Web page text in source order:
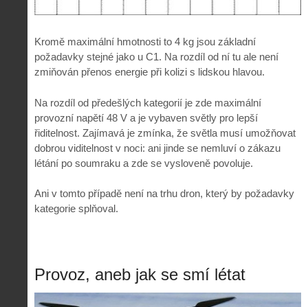
Kromě maximální hmotnosti to 4 kg jsou základní
požadavky stejné jako u C1. Na rozdíl od ní tu ale není
zmiňován přenos energie při kolizi s lidskou hlavou.
Na rozdíl od předešlých kategorií je zde maximální
provozní napětí 48 V a je vybaven světly pro lepší
řiditelnost. Zajímavá je zmínka, že světla musí umožňovat
dobrou viditelnost v noci: ani jinde se nemluví o zákazu
létání po soumraku a zde se vysloveně povoluje.
Ani v tomto případě není na trhu dron, který by požadavky
kategorie splňoval.
Provoz, aneb jak se smí létat